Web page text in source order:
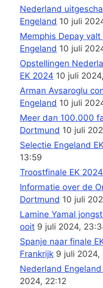
Nederland
Engeland 10 juli
Memphis Depay
Engeland 10 juli
Opstellingen
EK 2024 10 juli
Arman Avsaroglu
Engeland 10 juli
Meer dan 100.000
Dortmund 10 juli
Selectie Engeland
13:59
Troostfinale EK 2024
Informatie over de
Dortmund 10 juli
Lamine Yamal
ooit 9 juli 2024,
Spanje naar finale
Frankrijk 9 juli 2024,
Nederland
2024, 22:12